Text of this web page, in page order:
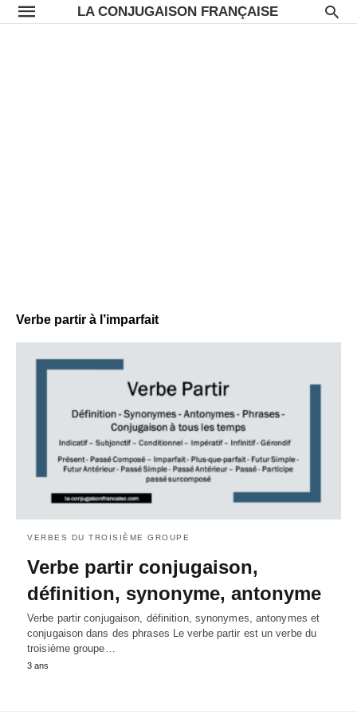
LA CONJUGAISON FRANÇAISE
Verbe partir à l’imparfait
VERBES DU TROISIÈME GROUPE
Verbe partir conjugaison,
définition, synonyme, antonyme
Verbe partir conjugaison, définition, synonymes, antonymes et
conjugaison dans des phrases Le verbe partir est un verbe du
troisième groupe…
3 ans